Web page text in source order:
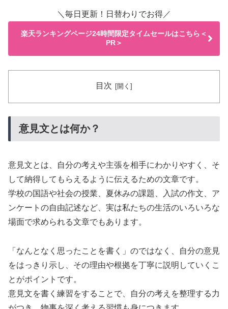
＼毎日更新！日替わりでお得／
楽天ランキングページ24時間限定タイムセールはこちら＜
PR＞
目次
意見文とは何か？
意見文とは、自分の考えや主張を相手にわかりやすく、そ
して納得してもらえるように伝えるための文章です。
学校の国語や社会の授業、夏休みの課題、入試の作文、ア
ンケートの自由記述など、実は私たちの生活のいろいろな
場面で求められる文章でもあります。
「なんとなく思ったことを書く」のではなく、自分の意見
をはっきり示し、その理由や根拠を丁寧に説明していくこ
とがポイントです。
意見文を書く練習をすることで、自分の考えを整理する力